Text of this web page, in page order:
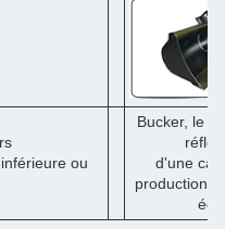
ou
Bucker, le
d'une
production